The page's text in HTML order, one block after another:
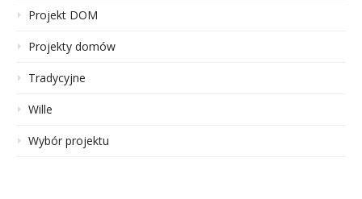
Projekt DOM
Projekty domów
Tradycyjne
Wille
Wybór projektu